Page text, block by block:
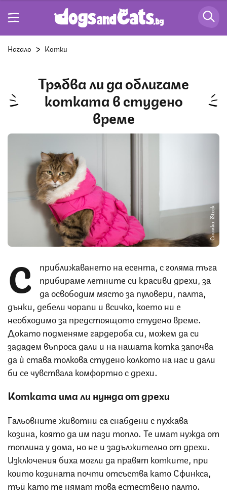
Начало Котки
Трябва ли да обличаме
котката в студено
време
Снимка: iStock
С
приближаването на есента, с голяма тъга
прибираме летните си красиви дрехи, за
да освободим място за пуловери, палта,
дънки, дебели чорапи и всичко, което ни е
необходимо за предстоящото студено време.
Докато подменяме гардероба си, можем да си
зададем въпроса дали и на нашата котка започва
да ѝ става толкова студено колкото на нас и дали
би се чувствала комфортно с дрехи.
Котката има ли нужда от дрехи
Гальовните животни са снабдени с пухкава
козина, която да им пази топло. Те имат нужда от
топлина у дома, но не и задължително от дрехи.
Изключения биха могли да правят котките, при
които козината почти отсъства като Сфинкса,
тъй като те нямат това естествено палто.